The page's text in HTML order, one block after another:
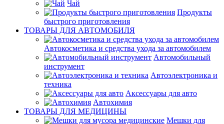
Чай
Продукты
быстрого приготовления
ТОВАРЫ ДЛЯ АВТОМОБИЛЯ
Автокосметика и средства ухода за автомобилем
Автомобильный
инструмент
Автоэлектроника и
техника
Аксессуары для авто
Автохимия
ТОВАРЫ ДЛЯ МЕДИЦИНЫ
Мешки для